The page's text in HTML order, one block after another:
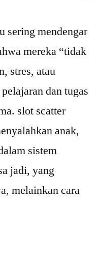
sering mendengar
mereka “tidak
stres, atau
dan tugas
slot scatter
anak,
sistem
jadi, yang
melainkan cara